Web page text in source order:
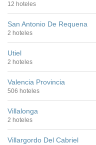
12 hoteles
San Antonio De Requena
2 hoteles
Utiel
2 hoteles
Valencia Provincia
506 hoteles
Villalonga
2 hoteles
Villargordo Del Cabriel